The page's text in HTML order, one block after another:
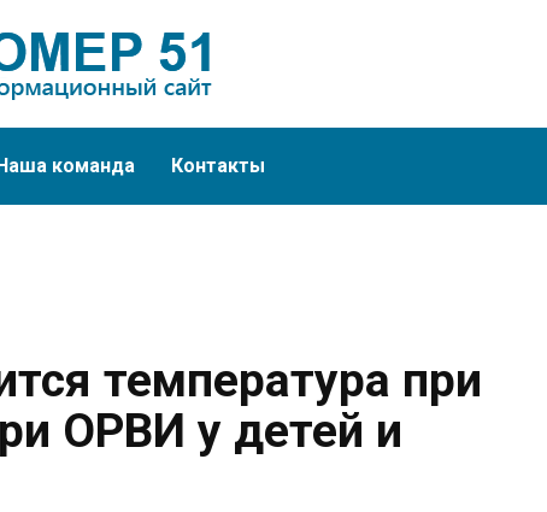
команда Контакты
температура при
ОРВИ у детей и